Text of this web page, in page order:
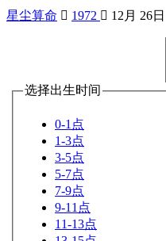
星尘算命  1972  12月 26日
选择出生时间
0-1点
1-3点
3-5点
5-7点
7-9点
9-11点
11-13点